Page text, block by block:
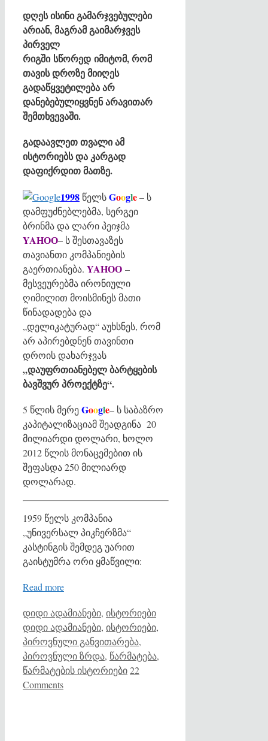
დღეს ისინი გამარჯვებულები
არიან, მაგრამ გაიმარჯვეს
პირველ
რიგში სწორედ იმიტომ, რომ
თავის დროზე მიიღეს
გადაწყვეტილება არ
დანებებულიყვნენ არავითარ
შემთხვევაში.
გადაავლეთ თვალი ამ
ისტორიებს და კარგად
დაფიქრდით მათზე.
1998 წელსGoogle– ს
დამფუძნებლებმა, სერგეი
ბრინმა და ლარი პეიჯმა
YAНОО– ს შესთავაზეს
თავიანთი კომპანიების
გაერთიანება. YAНОО –
მესვეურებმა ირონიული
ღიმილით მოისმინეს მათი
წინადადება და
„დელიკატურად“ აუხსნეს, რომ
არ აპირებდნენ თავინთი
დროის დახარჯვას
„დაუფრთიანებელ ბარტყების
ბავშვურ პროექტზე“.
5 წლის მერეGoogle– ს საბაზრო
კაპიტალიზაციამ შეადგინა 20
მილიარდი დოლარი, ხოლო
2012 წლის მონაცემებით ის
შეფასდა 250 მილიარდ
დოლარად.
1959 წელს კომპანია
„უნივერსალ პიკჩერზმა“
კასტინგის შემდეგ უარით
გაისტუმრა ორი ყმაწვილი:
Read more
Categories
დიდი ადამიანები, ისტორიებიTags
დიდი ადამიანები, ისტორიები,
პიროვნული განვითარება,
პიროვნული ზრდა, წარმატება,
წარმატების ისტორიები22
Comments